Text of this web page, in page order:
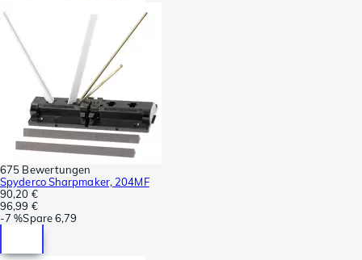
675 Bewertungen
Spyderco Sharpmaker, 204MF
90,20 €
96,99 €
-7 %Spare6,79